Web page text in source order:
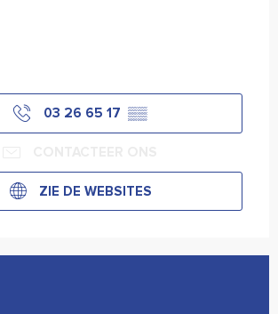
03 26 65 17 ▒▒
ZIE DE WEBSITES